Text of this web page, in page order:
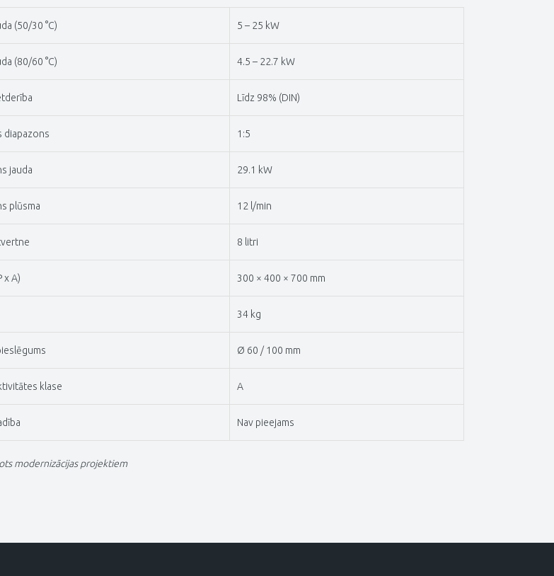
(50/30 °C) 5 – 25 kW
(80/60 °C) 4.5 – 22.7 kW
Līdz 98% (DIN)
diapazons 1:5
jauda 29.1 kW
plūsma 12 l/min
8 litri
x A) 300 × 400 × 700 mm
34 kg
Ø 60 / 100 mm
klase A
Nav pieejams
modernizācijas projektiem